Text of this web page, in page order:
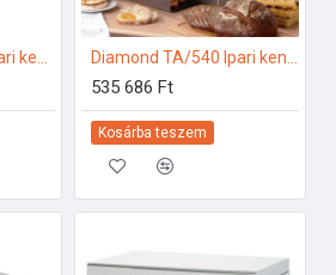
535 686 Ft
Kosárba teszem